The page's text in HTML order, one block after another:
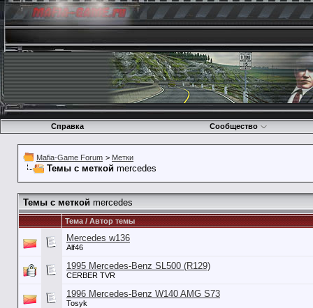
Справка Сообщество
Mafia-Game Forum > Метки
Темы с меткой mercedes
Темы с меткой mercedes
Тема / Автор темы
Mercedes w136
Alf46
1995 Mercedes-Benz SL500 (R129)
CERBER TVR
1996 Mercedes-Benz W140 AMG S73
Tosyk